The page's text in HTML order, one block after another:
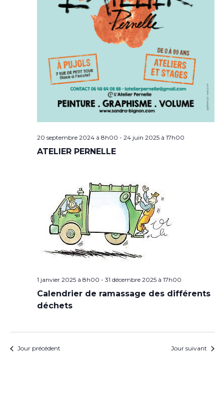
20 septembre 2024 à 8h00 - 24 juin 2025 à 17h00
ATELIER PERNELLE
1 janvier 2025 à 8h00 - 31 décembre 2025 à 17h00
Calendrier de ramassage des différents
déchets
Jour précédent Jour suivant